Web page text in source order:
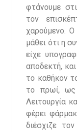
φτάνουμε
τον
χαρούμενο. Ο
μάθει ότι η
είχε
αποδεκτή,
το καθήκον
το πρωί, ως
Λειτουργία
φέρει
διέσχιζε